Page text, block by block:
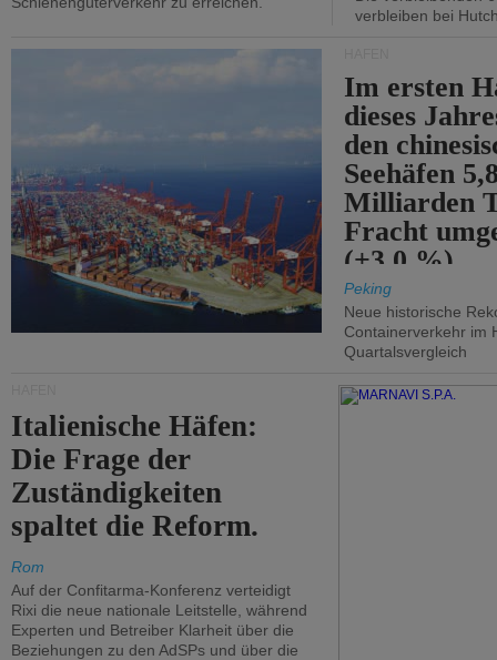
verbleiben bei
Im ersten
dieses
den
Seehäfen
Milliarden
Fracht
(+3,0 %).
Peking
Neue historische
Containerverkehr im
Quartalsvergleich
Italienische Häfen:
Die Frage der
Zuständigkeiten
spaltet die Reform.
Rom
Auf der Confitarma-Konferenz verteidigt
Rixi die neue nationale Leitstelle, während
Experten und Betreiber Klarheit über die
Beziehungen zu den AdSPs und über die